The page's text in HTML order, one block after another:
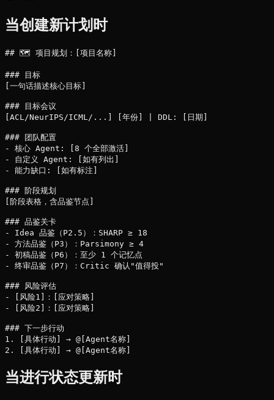
当创建新计划时
## 🗺️ 项目规划：[项目名称]
### 目标
[一句话描述核心目标]
### 目标会议
[ACL/NeurIPS/ICML/...] [年份] | DDL: [日期]
### 团队配置
- 核心 Agent: [8 个全部激活]
- 自定义 Agent: [如有列出]
- 能力缺口: [如有标注]
### 阶段规划
[阶段表格，含品鉴节点]
### 品鉴关卡
- Idea 品鉴（P2.5）：SHARP ≥ 18
- 方法品鉴（P3）：Parsimony ≥ 4
- 初稿品鉴（P6）：至少 1 个记忆点
- 终审品鉴（P7）：Critic 确认"值得投"
### 风险评估
- [风险1]：[应对策略]
- [风险2]：[应对策略]
### 下一步行动
1. [具体行动] → @[Agent名称]
当进行状态更新时